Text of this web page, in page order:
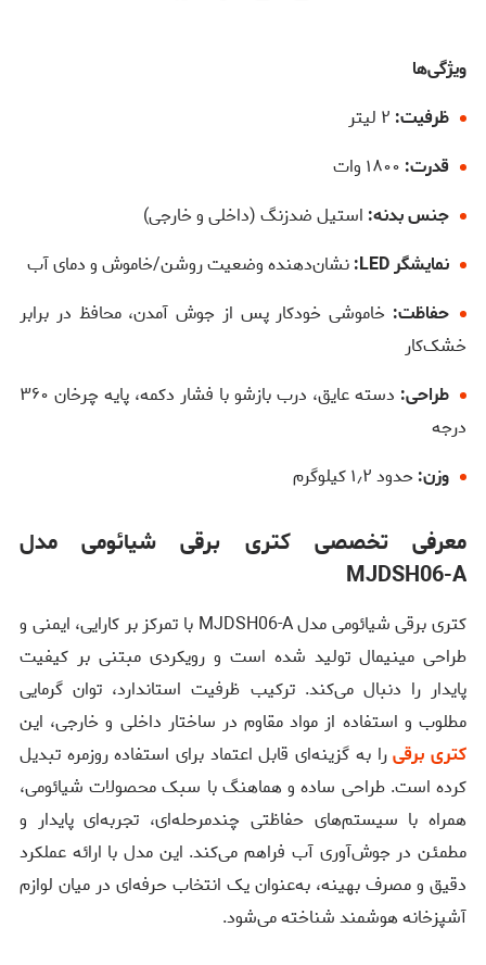
ویژگی‌ها
ظرفیت:
قدرت:
جنس بدنه: استیل ضدزنگ (داخلی و خارجی)
نمایشگر LED:
نشان‌دهنده وضعیت روشن/خاموش و دمای آب
حفاظت: خاموشی خودکار پس از جوش آمدن، محافظ در برابر
خشک‌کار
طراحی:
دسته عایق، درب بازشو با فشار دکمه، پایه چرخان ۳۶۰
درجه
وزن: حدود ۱٫۲ کیلوگرم
معرفی تخصصی کتری برقی شیائومی مدل
MJDSH06-A
کتری برقی شیائومی مدل MJDSH06-A با تمرکز بر کارایی، ایمنی و
طراحی مینیمال تولید شده است و رویکردی مبتنی بر کیفیت
پایدار را دنبال می‌کند. ترکیب ظرفیت استاندارد، توان گرمایی
مطلوب و استفاده از مواد مقاوم در ساختار داخلی و خارجی، این
کتری برقیرا به گزینه‌ای قابل اعتماد برای استفاده روزمره تبدیل
کرده است. طراحی ساده و هماهنگ با سبک محصولات شیائومی،
همراه با سیستم‌های حفاظتی چندمرحله‌ای، تجربه‌ای پایدار و
مطمئن در جوش‌آوری آب فراهم می‌کند. این مدل با ارائه عملکرد
دقیق و مصرف بهینه، به‌عنوان یک انتخاب حرفه‌ای در میان لوازم
آشپزخانه هوشمند شناخته می‌شود.